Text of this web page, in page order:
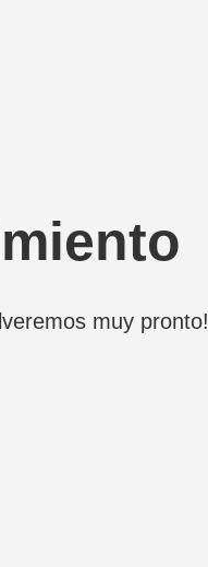
muy pronto!